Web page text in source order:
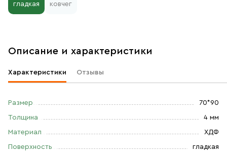
гладкая ковчег
Описание и характеристики
Характеристики Отзывы
Размер 70*90
Толщина 4 мм
Материал ХДФ
Поверхность гладкая